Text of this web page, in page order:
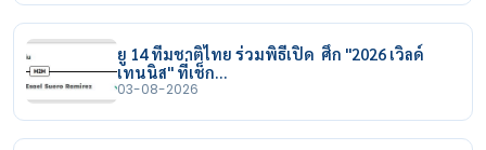
ยู 14 ทีมชาติไทย ร่วมพิธีเปิด ศึก "2026 เวิลด์
เทนนิส" ที่เช็ก…
03-08-2026